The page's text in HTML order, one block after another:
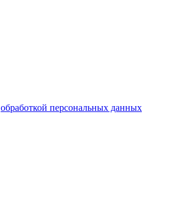
обработкой персональных данных